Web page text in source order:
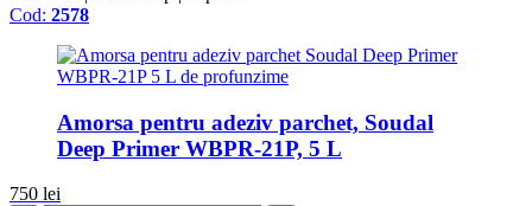
Cod: 2578
Amorsa pentru adeziv parchet, Soudal
Deep Primer WBPR-21P, 5 L
750 lei